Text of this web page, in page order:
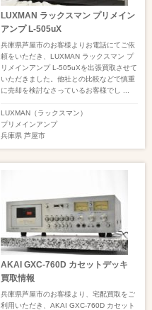
LUXMAN ラックスマン プリメイン
アンプ L-505uX
兵庫県芦屋市のお客様よりお電話にてご依
頼をいただき、LUXMAN ラックスマン プ
リメインアンプ L-505uXを出張買取させて
いただきました。他社との比較などで慎重
に売却を検討なさっているお客様でし ...
LUXMAN（ラックスマン）
プリメインアンプ
兵庫県 芦屋市
AKAI GXC-760D カセットデッキ
買取情報
兵庫県芦屋市のお客様より、宅配買取をご
利用いただき、AKAI GXC-760D カセット